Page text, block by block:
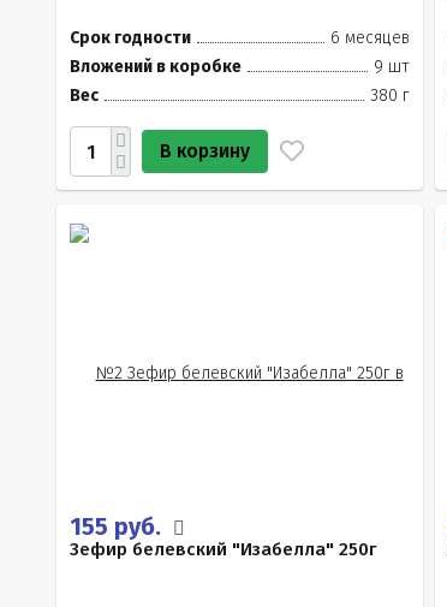
Срок годности
6 месяцев
Вложений в коробке
9 шт
Вес
380 г
В корзину
155 руб.
Зефир белевский "Изабелла" 250г